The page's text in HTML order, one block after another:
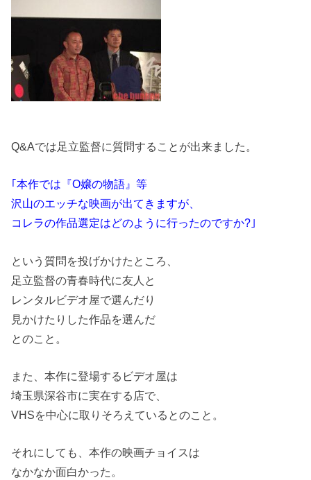
Q&Aでは足立監督に質問することが出来ました。
｢本作では『O嬢の物語』等
沢山のエッチな映画が出てきますが、
コレラの作品選定はどのように行ったのですか?｣
という質問を投げかけたところ、
足立監督の青春時代に友人と
レンタルビデオ屋で選んだり
見かけたりした作品を選んだ
とのこと。
また、本作に登場するビデオ屋は
埼玉県深谷市に実在する店で、
VHSを中心に取りそろえているとのこと。
それにしても、本作の映画チョイスは
なかなか面白かった。